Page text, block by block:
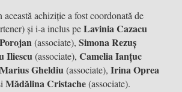
achiziție a fost coordonată de
și i-a inclus peLavinia Cazacu
(associate), Simona Rezuș
Iliescu(associate), Camelia Ianțuc
Marius Gheldiu(associate), Irina Oprea
Mădălina Cristache(associate).